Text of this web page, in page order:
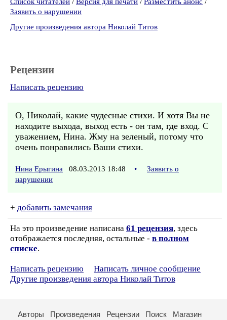
Заявить о нарушении
Другие произведения автора Николай Титов
Рецензии
Написать рецензию
О, Николай, какие чудесные стихи. И хотя Вы не
находите выхода, выход есть - он там, где вход. С
уважением, Нина. Жму на зеленый, потому что
очень понравились Ваши стихи.
Нина Ерыгина 08.03.2013 18:48 •
Заявить о
нарушении
+ добавить замечания
На это произведение написана 61 рецензия, здесь
отображается последняя, остальные - в полном
списке.
Написать рецензию
Написать личное сообщение
Другие произведения автора Николай Титов
Авторы Произведения Рецензии Поиск Магазин